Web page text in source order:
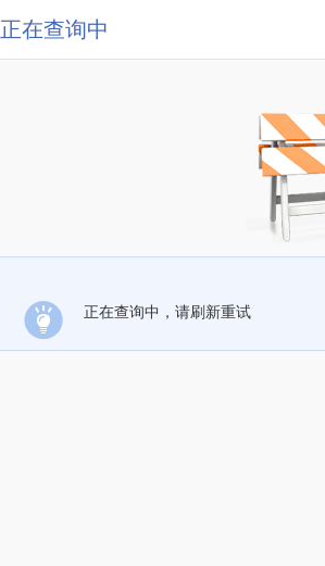
正在查询中
正在查询中，请刷新重试